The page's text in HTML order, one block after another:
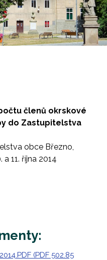
členů okrskové
do Zastupitelstva
obce Březno,
11. října 2014
(PDF 502.85